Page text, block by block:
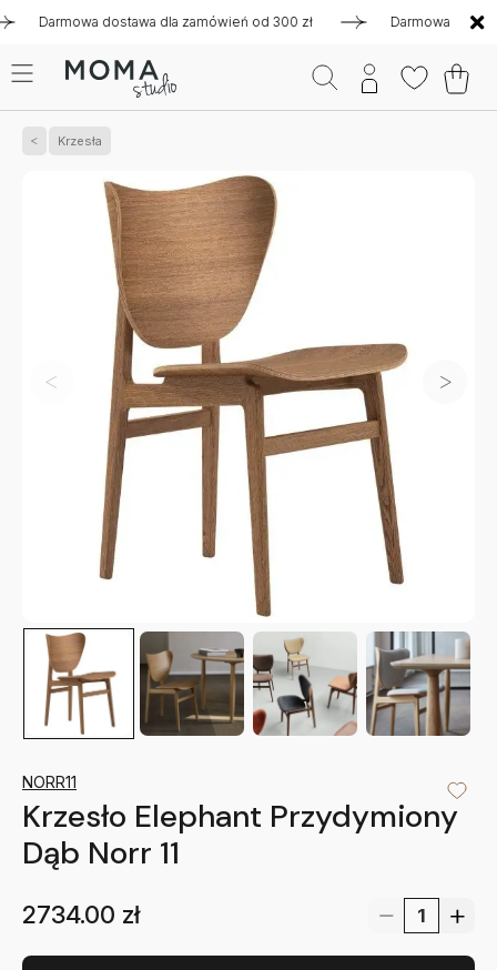
dostawa dla zamówień od 300 zł Darmowa dostawa
Krzesła
NORR11
Krzesło Elephant Przydymiony
Dąb Norr 11
2734.00 zł